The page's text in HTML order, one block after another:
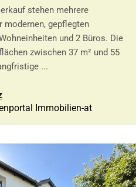
stehen mehrere
modernen, gepflegten
und 2 Büros. Die
zwischen 37 m² und 55
...
Immobilien-at